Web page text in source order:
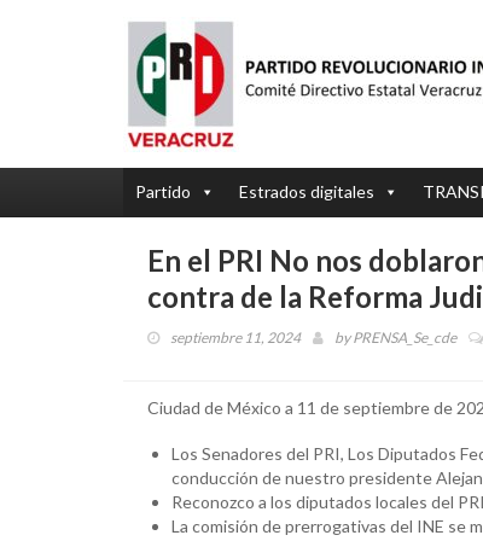
Partido Estrados digitales
En el PRI No nos
contra de la Reforma
septiembre 11, 2024 byPRENSA_Se_cde
Ciudad de México a 11 de septiembre de
Los Senadores del PRI, Los Diputados
conducción de nuestro presidente
Reconozco a los diputados locales del
La comisión de prerrogativas del INE se